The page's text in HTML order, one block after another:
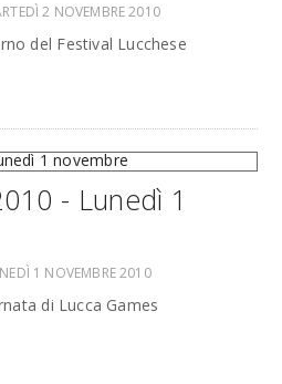
2 NOVEMBRE 2010
del Festival Lucchese
- Lunedì 1
1 NOVEMBRE 2010
di Lucca Games